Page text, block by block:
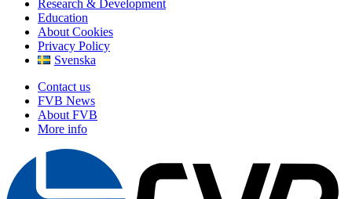
Research & Development
Education
About Cookies
Privacy Policy
Svenska
Contact us
FVB News
About FVB
More info